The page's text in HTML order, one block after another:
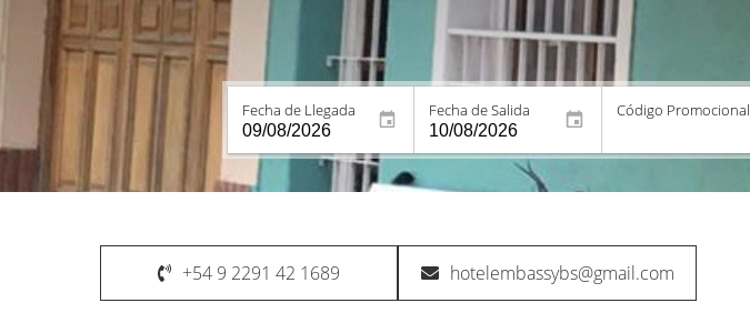
Fecha de Llegada Fecha de Salida Código Promocional
+54 9 2291 42 1689 hotelembassybs@gmail.com